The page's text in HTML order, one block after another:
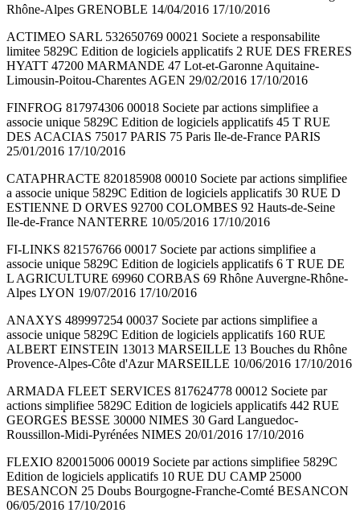
Rhône-Alpes GRENOBLE 14/04/2016 17/10/2016
ACTIMEO SARL 532650769 00021 Societe a responsabilite
limitee 5829C Edition de logiciels applicatifs 2 RUE DES FRERES
HYATT 47200 MARMANDE 47 Lot-et-Garonne Aquitaine-
Limousin-Poitou-Charentes AGEN 29/02/2016 17/10/2016
FINFROG 817974306 00018 Societe par actions simplifiee a
associe unique 5829C Edition de logiciels applicatifs 45 T RUE
DES ACACIAS 75017 PARIS 75 Paris Ile-de-France PARIS
25/01/2016 17/10/2016
CATAPHRACTE 820185908 00010 Societe par actions simplifiee
a associe unique 5829C Edition de logiciels applicatifs 30 RUE D
ESTIENNE D ORVES 92700 COLOMBES 92 Hauts-de-Seine
Ile-de-France NANTERRE 10/05/2016 17/10/2016
FI-LINKS 821576766 00017 Societe par actions simplifiee a
associe unique 5829C Edition de logiciels applicatifs 6 T RUE DE
L AGRICULTURE 69960 CORBAS 69 Rhône Auvergne-Rhône-
Alpes LYON 19/07/2016 17/10/2016
ANAXYS 489997254 00037 Societe par actions simplifiee a
associe unique 5829C Edition de logiciels applicatifs 160 RUE
ALBERT EINSTEIN 13013 MARSEILLE 13 Bouches du Rhône
Provence-Alpes-Côte d'Azur MARSEILLE 10/06/2016 17/10/2016
ARMADA FLEET SERVICES 817624778 00012 Societe par
actions simplifiee 5829C Edition de logiciels applicatifs 442 RUE
GEORGES BESSE 30000 NIMES 30 Gard Languedoc-
Roussillon-Midi-Pyrénées NIMES 20/01/2016 17/10/2016
FLEXIO 820015006 00019 Societe par actions simplifiee 5829C
Edition de logiciels applicatifs 10 RUE DU CAMP 25000
BESANCON 25 Doubs Bourgogne-Franche-Comté BESANCON
06/05/2016 17/10/2016